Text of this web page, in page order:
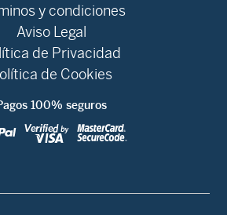
y condiciones
Aviso Legal
de Privacidad
de Cookies
100% seguros